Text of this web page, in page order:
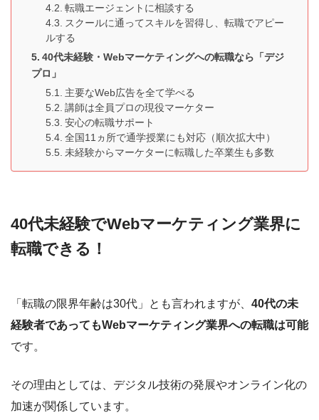
転職エージェントに相談する
スクールに通ってスキルを習得し、転職でアピー
ルする
40代未経験・Webマーケティングへの転職なら「デジ
プロ」
主要なWeb広告を全て学べる
講師は全員プロの現役マーケター
安心の転職サポート
全国11ヵ所で通学授業にも対応（順次拡大中）
未経験からマーケターに転職した卒業生も多数
40代未経験でWebマーケティング業界に
転職できる！
「転職の限界年齢は30代」とも言われますが、 40代の未
経験者であってもWebマーケティング業界への転職は可能
です。
その理由としては、デジタル技術の発展やオンライン化の
加速が関係しています。